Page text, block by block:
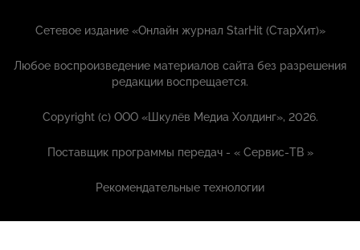
Сетевое издание «Онлайн журнал StarHit (СтарХит)»
Любое воспроизведение материалов сайта без разрешения
редакции воспрещается.
Copyright (с) ООО «Шкулёв Медиа Холдинг», 2026.
Поставщик программы передач - «Сервис-ТВ »
Рекомендательные технологии